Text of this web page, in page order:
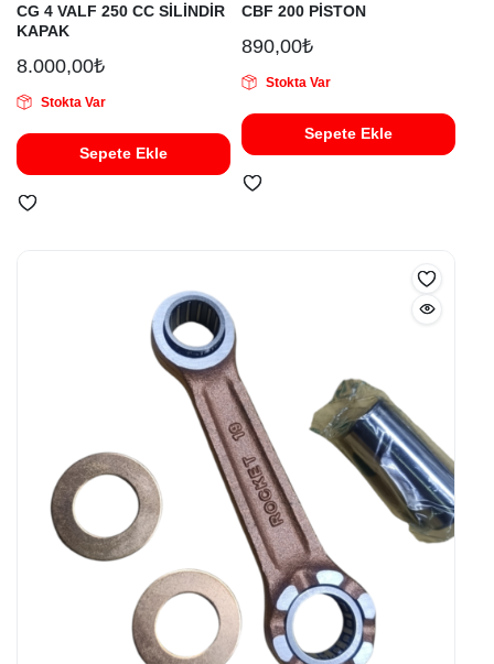
CG 4 VALF 250 CC SİLİNDİR
KAPAK
8.000,00₺
Stokta Var
Sepete Ekle
CBF 200 PİSTON
890,00₺
Stokta Var
Sepete Ekle